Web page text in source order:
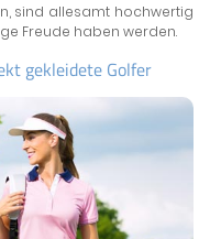
sind allesamt hochwertig
Freude haben werden.
gekleidete Golfer